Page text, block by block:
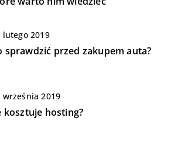
lutego 2019
sprawdzić przed zakupem auta?
września 2019
kosztuje hosting?